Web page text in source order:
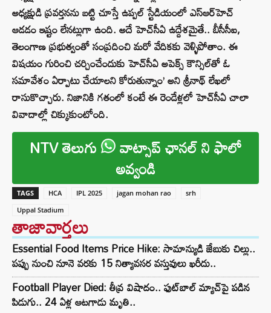
అధ్యక్షుడి ప్రవర్తనను బట్టి చూస్తే ఉప్పల్ స్టేడియంలో ఎస్‌ఆర్‌హెచ్‌
ఆడడం ఇష్టం లేనట్లుగా ఉంది. అదే హెచ్‌సీఏ ఉద్దేశమైతే.. బీసీసీఐ,
తెలంగాణ ప్రభుత్వంతో సంప్రదించి మరో వేదికకు వెళ్ళిపోతాం. ఈ
విషయం గురించి చర్చించేందుకు హెచ్‌సీఏ అపెక్స్‌ కౌన్సిల్‌తో ఓ
సమావేశం ఏర్పాటు చేయాలని కోరుతున్నాం’ అని శ్రీనాథ్‌ లేఖలో
రాసుకొచ్చారు. నిజానికి గతంలో కంటే ఈ రెండేళ్లలో హెచ్‌సీఏ చాలా
వివాదాల్లో చిక్కుకుంటోంది.
NTV తెలుగు వాట్సాప్ ఛానల్ ని ఫాలో
అవ్వండి
TAGS HCA IPL 2025 jagan mohan rao
srh
Uppal Stadium
తాజావార్తలు
Essential Food Items Price Hike: సామాన్యుడి జేబుకు చిల్లు..
పప్పు నుంచి నూనె వరకు 15 నిత్యావసర వస్తువులు ఖరీదు..
Football Player Died: తీవ్ర విషాదం.. ఫుట్‌బాల్ మ్యాచ్‌పై పడిన
పిడుగు.. 24 ఏళ్ల ఆటగాడు మృతి..